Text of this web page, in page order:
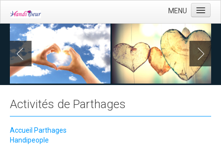
MENU
Accueil
Capjob
KIDS / Enfance
Adultes
Recherche de dons
Activités de Parthages
Accueil Parthages
Handipeople